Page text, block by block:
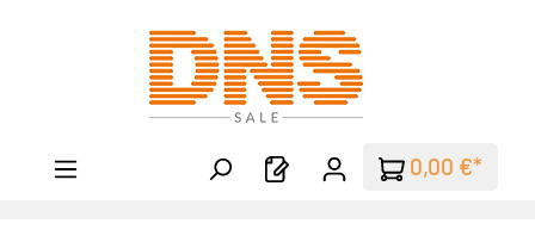
Zum Hauptinhalt springen
0,00 €*